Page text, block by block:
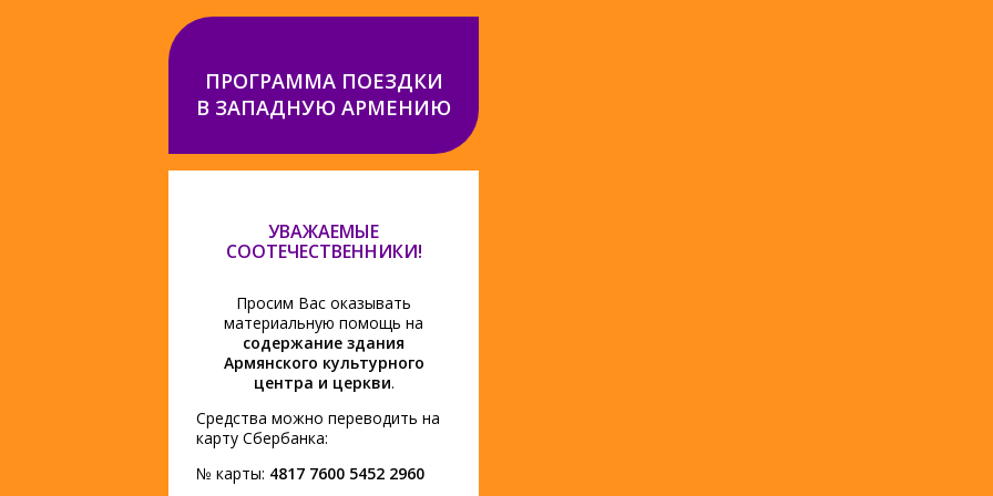
ПРОГРАММА ПОЕЗДКИ
В ЗАПАДНУЮ АРМЕНИЮ
УВАЖАЕМЫЕ
СООТЕЧЕСТВЕННИКИ!
Просим Вас оказывать
материальную помощь на
содержание здания
Армянского культурного
центра и церкви.
Средства можно переводить на
карту Сбербанка:
№ карты: 4817 7600 5452 2960